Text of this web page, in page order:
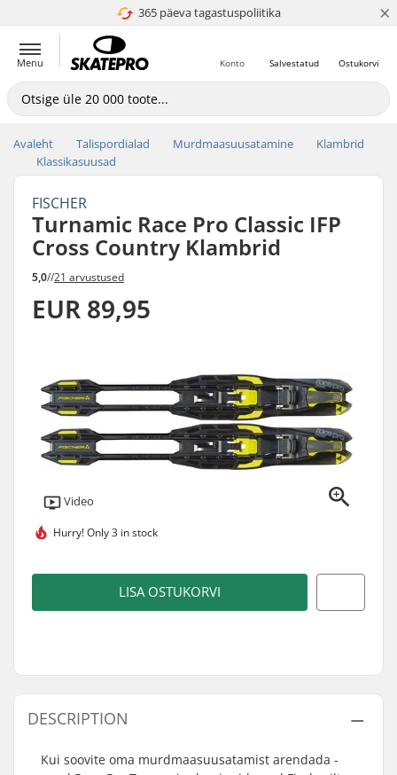
365 päeva tagastuspoliitika
4.8 paljaks 5 ×
Menu Ostukorvi
Salvestatud
Konto
Avaleht Talispordialad Murdmaasuusatamine
Klambrid
Klassikasuusad
FISCHER
Turnamic Race Pro Classic IFP
Cross Country Klambrid
5,0//21 arvustused
EUR 89,95
Video
Hurry!Only 3 in stock
LISA OSTUKORVI
DESCRIPTION
Kui soovite oma murdmaasuusatamist arendada -